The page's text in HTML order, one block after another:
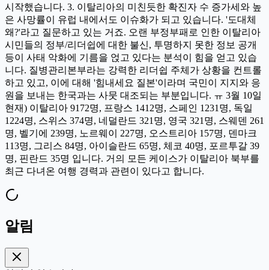
시작했습니다. 3. 이탈리아의 미친듯한 확진자 수 증가세와 높
은 사망률이 유럽 내에서도 이슈화가 되고 있습니다. '도대체
왜?'라고 질문하고 있는 거죠. 오랜 부정부패로 인한 이탈리아
시민들의 정부/리더쉽에 대한 불신, 투명하지 못한 정보 공개
등이 사태 악화에 기름을 얹고 있다는 분석이 힘을 얻고 있습
니다. 질병관리본부라는 강력한 리더쉽 주체가 상황을 컨트롤
하고 있고, 이에 대해 '힘내세요 질본'이라며 국민이 지지와 응
원을 보내는 한국과는 사뭇 대조되는 부분입니다. ㅠ 3월 10일
현재) 이탈리아 9172명, 프랑스 1412명, 스페인 1231명, 독일
1224명, 스위스 374명, 네덜란드 321명, 영국 321명, 스웨덴 261
명, 벨기에 239명, 노르웨이 227명, 오스트리아 157명, 덴마크
113명, 그리스 84명, 아이슬란드 65명, 체코 40명, 포르투갈 39
명, 핀란드 35명 입니다. 거의 모든 케이스가 이탈리아 북부를
최근 다녀온 여행 경력과 관련이 있다고 합니다.
알림